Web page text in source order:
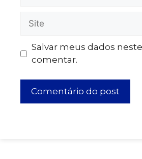
Salvar meus dados
comentar.